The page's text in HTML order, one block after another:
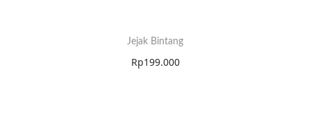
Jejak Bintang
Rp199.000